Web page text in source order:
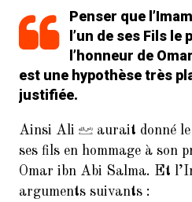
Penser que
l’un de ses Fils le
l’honneur de
est une hypothèse très
justifiée.
Ainsi Ali
aurait donné le
ses fils en hommage à son
Omar ibn Abi Salma. Et
arguments suivants :